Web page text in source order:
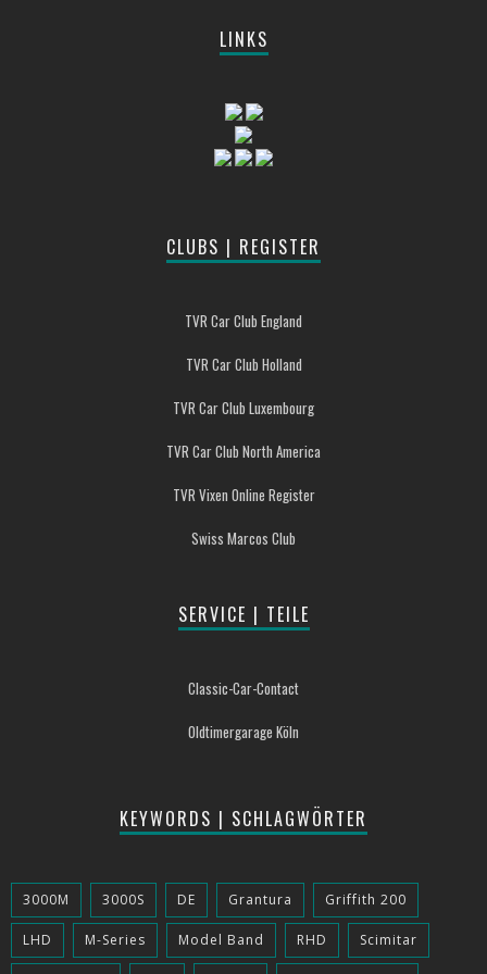
LINKS
CLUBS | REGISTER
TVR Car Club England
TVR Car Club Holland
TVR Car Club Luxembourg
TVR Car Club North America
TVR Vixen Online Register
Swiss Marcos Club
SERVICE | TEILE
Classic-Car-Contact
Oldtimergarage Köln
KEYWORDS | SCHLAGWÖRTER
3000M 3000S DE Grantura Griffith 200
LHD M-Series Model Band RHD Scimitar